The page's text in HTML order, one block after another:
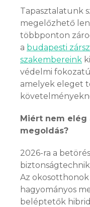
Tapasztalatunk
megelőzhető
többponton
a budapesti
szakembereink
védelmi
amelyek eleget
Miért nem elég
megoldás?
2026-ra a
Az
hagyományos
beléptetők